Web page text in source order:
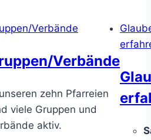
Verbände
Verbände
zehn Pfarreien
viele Gruppen und
aktiv.